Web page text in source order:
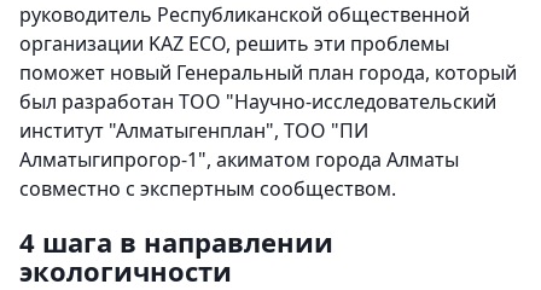
руководитель Республиканской общественной
организации KAZ ECO, решить эти проблемы
поможет новый Генеральный план города, который
был разработан ТОО "Научно-исследовательский
институт "Алматыгенплан", ТОО "ПИ
Алматыгипрогор-1", акиматом города Алматы
совместно с экспертным сообществом.
4 шага в направлении
экологичности